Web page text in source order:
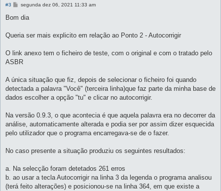
#3
M
n
g
segunda dez 06, 2021 11:33 am
Bom dia
Queria ser mais explicito em relação ao Ponto 2 - Autocorrigir
O link anexo tem o ficheiro de teste, com o original e com o tratado pelo
ASBR
A única situação que fiz, depois de selecionar o ficheiro foi quando
detectada a palavra "Você" (terceira linha)que faz parte da minha base de
dados escolher a opção "tu" e clicar no autocorrigir.
Na versão 0.9.3, o que acontecia é que aquela palavra era no decorrer da
análise, automaticamente alterada e podia ser por assim dizer esquecida
pelo utilizador que o programa encarregava-se de o fazer.
No caso presente a situação produziu os seguintes resultados:
a. Na selecção foram detetados 261 erros
b. ao usar a tecla Autocorrigir na linha 3 da legenda o programa analisou
(terá feito alterações) e posicionou-se na linha 364, em que existe a